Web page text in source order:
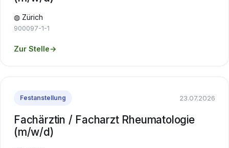
◍ Zürich
900097-1-1
Zur Stelle→
Festanstellung 23.07.2026
Fachärztin / Facharzt Rheumatologie
(m/w/d)